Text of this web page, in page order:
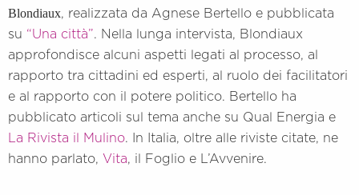
Blondiaux, realizzata da Agnese Bertello e pubblicata
su “Una città”. Nella lunga intervista, Blondiaux
approfondisce alcuni aspetti legati al processo, al
rapporto tra cittadini ed esperti, al ruolo dei facilitatori
e al rapporto con il potere politico. Bertello ha
pubblicato articoli sul tema anche su Qual Energia e
La Rivista il Mulino. In Italia, oltre alle riviste citate, ne
hanno parlato, Vita, il Foglio e L’Avvenire.